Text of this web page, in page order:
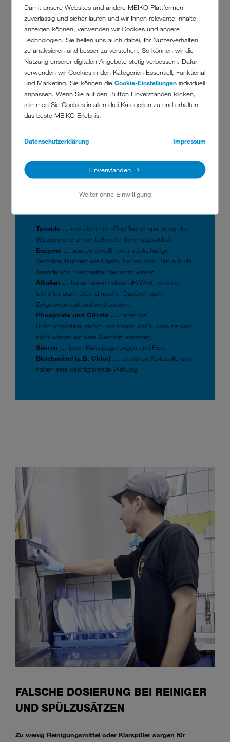
Damit unsere Websites und andere MEIKO Plattformen
zuverlässig und sicher laufen und wir Ihnen relevante Inhalte
anzeigen können, verwenden wir Cookies und andere
Technologien. Sie helfen uns auch dabei, Ihr Nutzerverhalten
zu analysieren und besser zu verstehen. So können wir die
Nutzung unserer digitalen Angebote stetig verbessern. Dafür
verwenden wir Cookies in den Kategorien Essentiell, Funktional
und Marketing. Sie können dieCookie-Einstellungen individuell
anpassen. Wenn Sie auf den Button Einverstanden klicken,
stimmen Sie Cookies in allen drei Kategorien zu und erhalten
das beste MEIKO Erlebnis.
Datenschutzerklärung Impressum
Einverstanden
Weiter ohne Einwilligung
Reinigern gibt, hat einen guten Grund. Gläser brauchen
beispielsweise ein Mittel, das besonders schonend zu Oberfläche und
Dekor ist. Und für Teller, auf denen sich angetrocknete Speisereste
befinden, benötigt man vielleicht eher ein Konzentrat mit hoher
stärkeabbauender Eigenschaft. Welcher Klarspüler zum Einsatz
kommt, hängt wiederum von der Wasserhärte ab und ob die
Maschine mit einerUmkehrosmose, Teil- oderVollentsalzung
ausgestattet ist. Diese und viele weitere Kriterien wie zum Beispiel
Temperatur, Spülzeit, Wasserdruck usw. haben Einfluss darauf,
welche Chemie erforderlich ist. „Unser Produktportfolio deckt
deswegen über 100 verschiedene Produkte ab, um in jeder Situation
KLEINE CHEMIE-STUNDE:
Tenside … reduzieren die Oberflächenspannung des
Wassers und umschließen die Schmutzpartikel.
Enzyme … spalten eiweiß- oder stärkehaltige
Verschmutzungen wie Eigelb, Soßen oder Blut auf, da
Tenside und Bleichmittel hier nicht wirken.
Alkalien … haben einen hohen pH-Wert, was sie
leicht bis stark ätzend macht. Dadurch quillt
Zellgewebe auf und wird zerstört.
Phosphate und Citrate … halten die
Schmutzpartikel gelöst und sorgen dafür, dass sie sich
nicht wieder auf dem Geschirr absetzen.
Säuren … lösen Kalkablagerungen und Rost.
Bleichmittel (z.B. Chlor) … zerstören Farbstoffe und
haben eine desinfizierende Wirkung.
FALSCHE DOSIERUNG BEI REINIGER
UND SPÜLZUSÄTZEN
Zu wenig Reinigungsmittel oder Klarspüler sorgen für